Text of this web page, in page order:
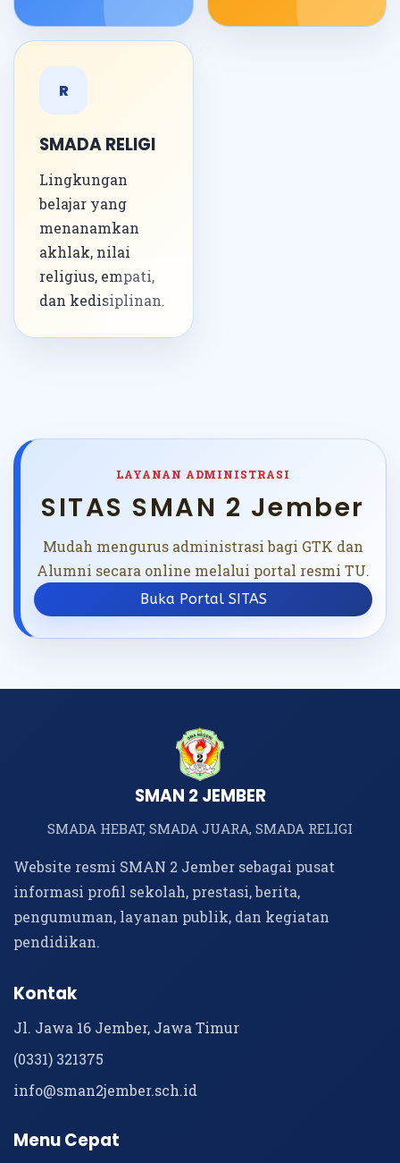
R
SMADA RELIGI
Lingkungan
belajar yang
menanamkan
akhlak, nilai
religius, empati,
dan kedisiplinan.
LAYANAN ADMINISTRASI
SITAS SMAN 2 Jember
Mudah mengurus administrasi bagi GTK dan
Alumni secara online melalui portal resmi TU.
Buka Portal SITAS
SMAN 2 JEMBER
SMADA HEBAT, SMADA JUARA, SMADA RELIGI
Website resmi SMAN 2 Jember sebagai pusat
informasi profil sekolah, prestasi, berita,
pengumuman, layanan publik, dan kegiatan
pendidikan.
Kontak
Jl. Jawa 16 Jember, Jawa Timur
(0331) 321375
info@sman2jember.sch.id
Menu Cepat